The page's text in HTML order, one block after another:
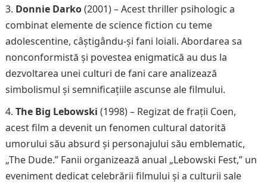
Donnie Darko(2001) – Acest thriller psihologic a
combinat elemente de science fiction cu teme
adolescentine, câștigându-și fani loiali. Abordarea sa
nonconformistă și povestea enigmatică au dus la
dezvoltarea unei culturi de fani care analizează
simbolismul și semnificațiile ascunse ale filmului.
The Big Lebowski (1998) – Regizat de frații Coen,
acest film a devenit un fenomen cultural datorită
umorului său absurd și personajului său emblematic,
„The Dude.” Fanii organizează anual „Lebowski Fest,” un
eveniment dedicat celebrării filmului și a culturii sale